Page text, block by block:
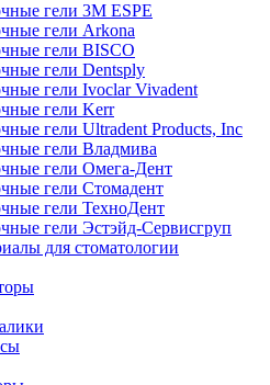
гели 3М ESPE
гели Arkona
гели BISCO
гели Dentsply
гели Ivoclar Vivadent
гели Kerr
гели Ultradent Products, Inc
гели Владмива
гели Омега-Дент
гели Стомадент
гели ТехноДент
гели Эстэйд-Сервисгруп
для стоматологии